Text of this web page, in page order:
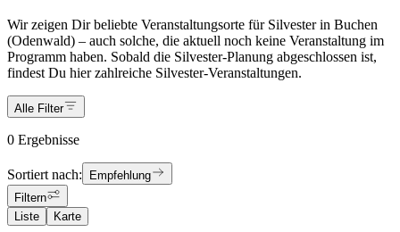
Wir zeigen Dir beliebte Veranstaltungsorte für Silvester in Buchen
(Odenwald) – auch solche, die aktuell noch keine Veranstaltung im
Programm haben. Sobald die Silvester-Planung abgeschlossen ist,
findest Du hier zahlreiche Silvester-Veranstaltungen.
Alle Filter
0 Ergebnisse
Sortiert nach:
Empfehlung
Filtern
Liste
Karte